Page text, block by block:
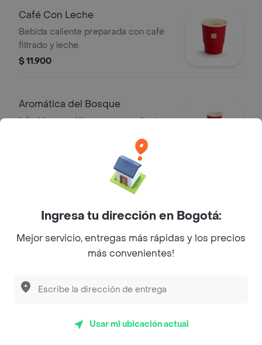
Café Con Leche
Bebida caliente preparada con café
filtrado y leche.
$ 11.900
Aromática del Bosque
Infusión aromática en agua caliente
Infusión aromática en agua caliente
de manzanilla, guayaba, manzana y
fresa.
$ 10.700
Aromática Silvestre
Ingresa tu dirección en Bogotá:
Mejor servicio, entregas más rápidas y los precios
más convenientes!
Usar mi ubicación actual